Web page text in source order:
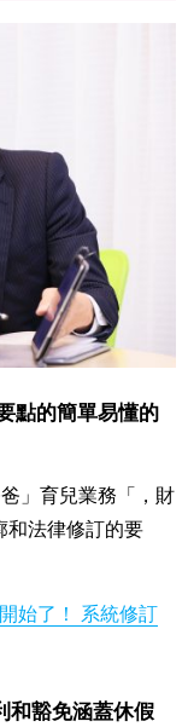
點的簡單易懂的
」育兒業務「，財
和法律修訂的要
始了！ 系統修訂
和豁免涵蓋休假